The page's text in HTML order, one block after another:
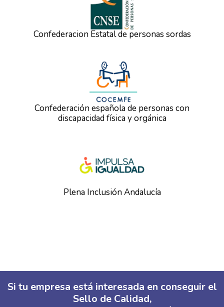
Confederacion Estatal de personas sordas
Confederación española de personas con
discapacidad física y orgánica
Plena Inclusión Andalucía
Si tu empresa está interesada en conseguir el
Sello de Calidad,